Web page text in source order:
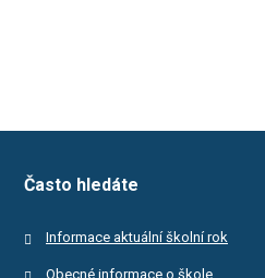
Často hledáte
Informace aktuální školní rok
Obecné informace o škole